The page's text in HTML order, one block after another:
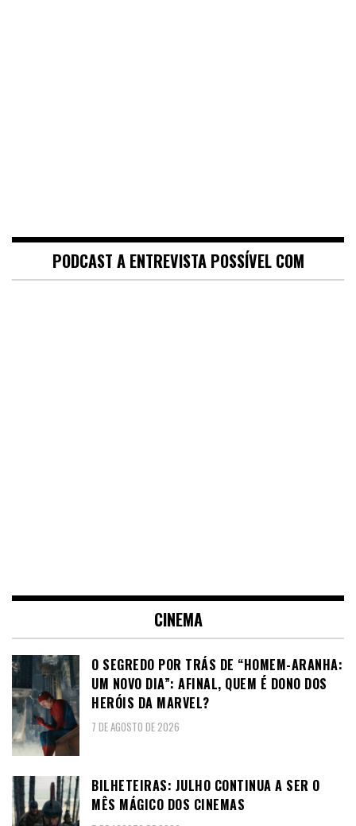
PODCAST A ENTREVISTA POSSÍVEL COM
CINEMA
O SEGREDO POR TRÁS DE “HOMEM-ARANHA:
UM NOVO DIA”: AFINAL, QUEM É DONO DOS
HERÓIS DA MARVEL?
7 DE AGOSTO DE 2026
BILHETEIRAS: JULHO CONTINUA A SER O
MÊS MÁGICO DOS CINEMAS